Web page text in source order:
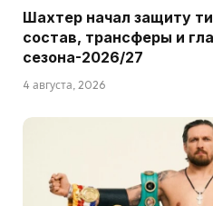
Шахтер начал защиту
состав, трансферы и
сезона-2026/27
4 августа, 2026